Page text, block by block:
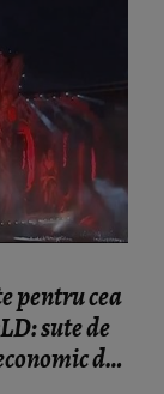
pentru cea
sute de
de